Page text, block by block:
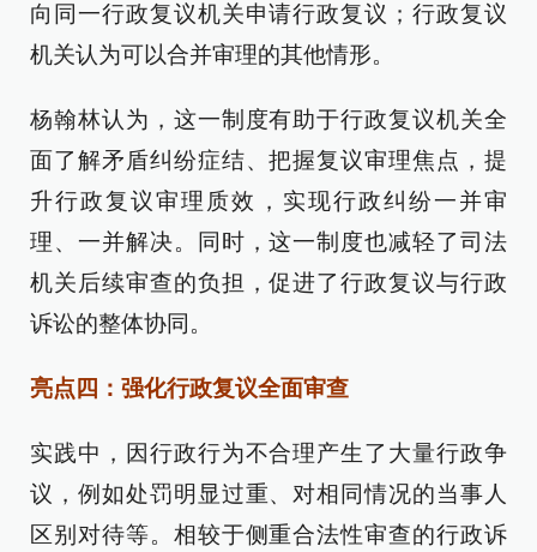
向同一行政复议机关申请行政复议；行政复议
机关认为可以合并审理的其他情形。
杨翰林认为，这一制度有助于行政复议机关全
面了解矛盾纠纷症结、把握复议审理焦点，提
升行政复议审理质效，实现行政纠纷一并审
理、一并解决。同时，这一制度也减轻了司法
机关后续审查的负担，促进了行政复议与行政
诉讼的整体协同。
亮点四：强化行政复议全面审查
实践中，因行政行为不合理产生了大量行政争
议，例如处罚明显过重、对相同情况的当事人
区别对待等。相较于侧重合法性审查的行政诉